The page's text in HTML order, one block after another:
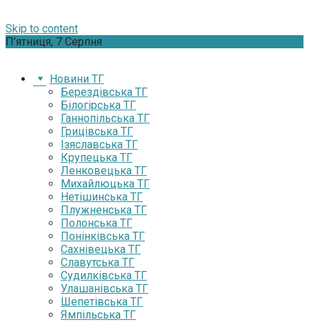
Skip to content
П’ятниця, 7 Серпня
Новини ТГ
Берездівська ТГ
Білогірська ТГ
Ганнопільська ТГ
Грицівська ТГ
Ізяславська ТГ
Крупецька ТГ
Ленковецька ТГ
Михайлюцька ТГ
Нетішинська ТГ
Плужненська ТГ
Полонська ТГ
Понінківська ТГ
Сахнівецька ТГ
Славутська ТГ
Судилківська ТГ
Улашанівська ТГ
Шепетівська ТГ
Ямпільська ТГ